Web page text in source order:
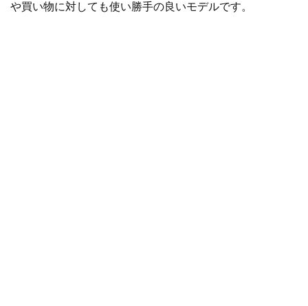
や買い物に対しても使い勝手の良いモデルです。